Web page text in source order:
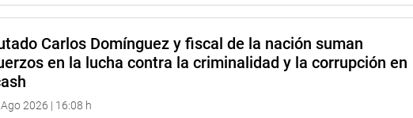
Carlos Domínguez y fiscal de la nación suman
en la lucha contra la criminalidad y la corrupción en
2026 | 16:08 h